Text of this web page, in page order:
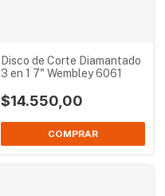
Disco de Corte Diamantado
3 en 1 7" Wembley 6061
$14.550,00